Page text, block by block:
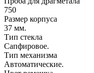
750
Размер корпуса
37 мм.
Тип стекла
Сапфировое.
Тип механизма
Автоматические.